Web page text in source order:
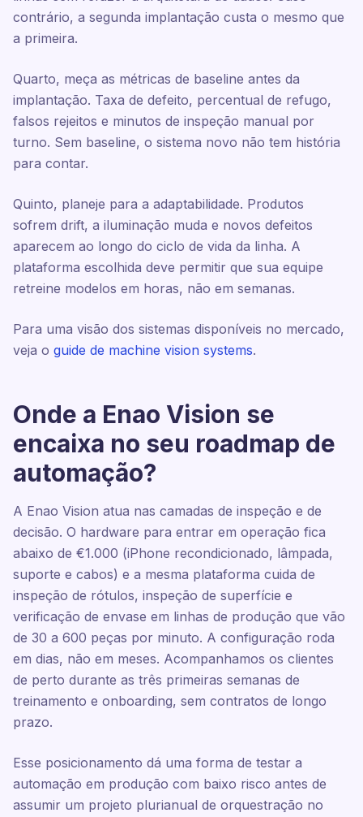
contrário, a segunda implantação custa o mesmo que
a primeira.
Quarto, meça as métricas de baseline antes da
implantação. Taxa de defeito, percentual de refugo,
falsos rejeitos e minutos de inspeção manual por
turno. Sem baseline, o sistema novo não tem história
para contar.
Quinto, planeje para a adaptabilidade. Produtos
sofrem drift, a iluminação muda e novos defeitos
aparecem ao longo do ciclo de vida da linha. A
plataforma escolhida deve permitir que sua equipe
retreine modelos em horas, não em semanas.
Para uma visão dos sistemas disponíveis no mercado,
veja o guide de machine vision systems.
Onde a Enao Vision se
encaixa no seu roadmap de
automação?
A Enao Vision atua nas camadas de inspeção e de
decisão. O hardware para entrar em operação fica
abaixo de €1.000 (iPhone recondicionado, lâmpada,
suporte e cabos) e a mesma plataforma cuida de
inspeção de rótulos, inspeção de superfície e
verificação de envase em linhas de produção que vão
de 30 a 600 peças por minuto. A configuração roda
em dias, não em meses. Acompanhamos os clientes
de perto durante as três primeiras semanas de
treinamento e onboarding, sem contratos de longo
prazo.
Esse posicionamento dá uma forma de testar a
automação em produção com baixo risco antes de
assumir um projeto plurianual de orquestração no